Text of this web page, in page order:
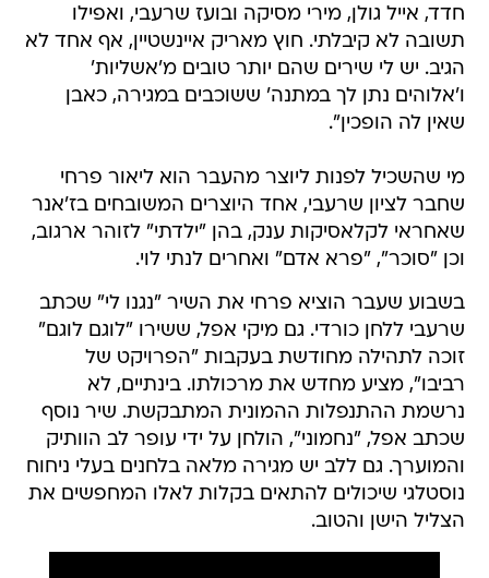
חדד, אייל גולן, מירי מסיקה ובועז שרעבי, ואפילו
תשובה לא קיבלתי. חוץ מאריק איינשטיין, אף אחד לא
הגיב. יש לי שירים שהם יותר טובים מ'אשליות'
ו'אלוהים נתן לך במתנה' ששוכבים במגירה, כאבן
שאין לה הופכין".
מי שהשכיל לפנות ליוצר מהעבר הוא ליאור פרחי
שחבר לציון שרעבי, אחד היוצרים המשובחים בז'אנר
שאחראי לקלאסיקות ענק, בהן "ילדתי" לזוהר ארגוב,
וכן "סוכר", "פרא אדם" ואחרים לנתי לוי.
בשבוע שעבר הוציא פרחי את השיר "נגנו לי" שכתב
שרעבי ללחן כורדי. גם מיקי אפל, ששירו "לוגם לוגם"
זוכה לתהילה מחודשת בעקבות "הפרויקט של
רביבו", מציע מחדש את מרכולתו. בינתיים, לא
נרשמת ההתנפלות ההמונית המתבקשת. שיר נוסף
שכתב אפל, "נחמוני", הולחן על ידי עופר לב הוותיק
והמוערך. גם ללב יש מגירה מלאה בלחנים בעלי ניחוח
נוסטלגי שיכולים להתאים בקלות לאלו המחפשים את
הצליל הישן והטוב.